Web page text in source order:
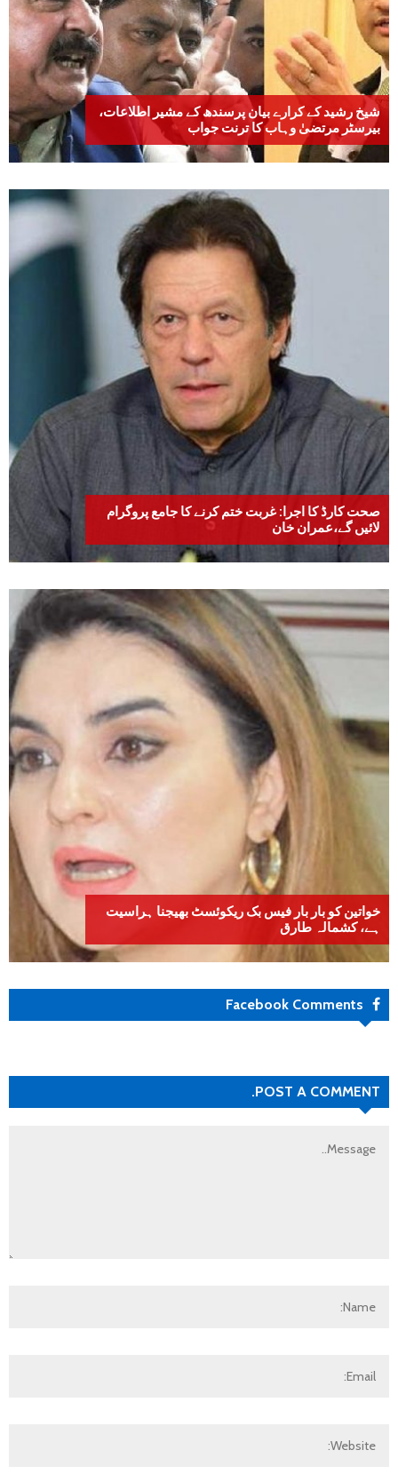
شیخ رشید کے کرارے بیان پرسندھ کے مشیر اطلاعات،
بیرسٹر مرتضیٰ وہاب کا ترنت جواب
صحت کارڈ کا اجرا: غربت ختم کرنے کا جامع پروگرام
لائیں گے،عمران خان
خواتین کو بار بار فیس بک ریکوئسٹ بھیجنا ہراسیت
ہے، کشمالہ طارق
Facebook Comments
POST A COMMENT.